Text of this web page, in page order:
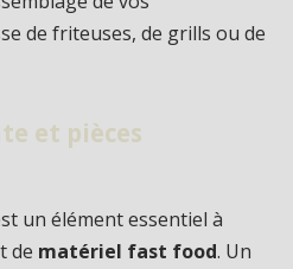
de friteuses, de grills ou de
et pièces
un élément essentiel à
de matériel fast food. Un